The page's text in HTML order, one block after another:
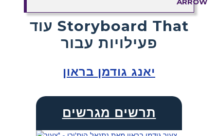
עוד Storyboard That
פעילויות עבור
יאנג גודמן בראון
תרשים מגרשים